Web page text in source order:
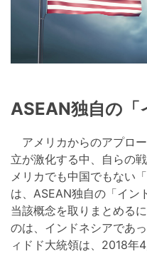
ASEAN独自の「
アメリカからのアプロ
立が激化する中、自らの
メリカでも中国でもない
は、ASEAN独自の「イン
当該概念を取りまとめる
のは、インドネシアであ
ィドド大統領は、2018年